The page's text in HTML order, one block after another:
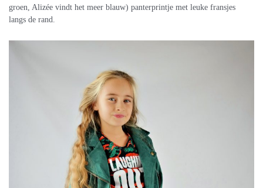
groen, Alizée vindt het meer blauw) panterprintje met leuke fransjes
langs de rand.